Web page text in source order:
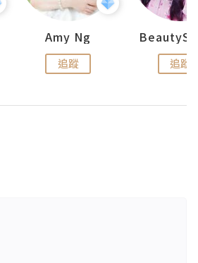
Amy Ng
追蹤 追蹤